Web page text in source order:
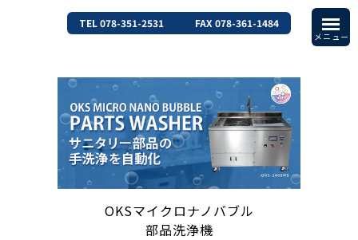
TEL 078-351-2531 FAX 078-361-1484
OKSマイクロナノバブル
部品洗浄機